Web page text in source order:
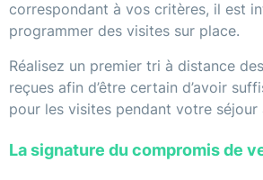
correspondant à vos critères, il est
programmer des visites sur place.
Réalisez un premier tri à distance
reçues afin d’être certain d’avoir
pour les visites pendant votre séjour
La signature du compromis de